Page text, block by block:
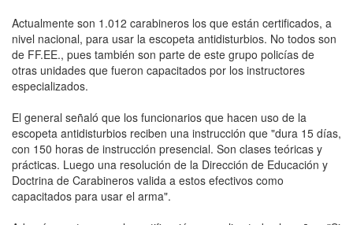
Actualmente son 1.012 carabineros los que están certificados, a
nivel nacional, para usar la escopeta antidisturbios. No todos son
de FF.EE., pues también son parte de este grupo policías de
otras unidades que fueron capacitados por los instructores
especializados.
El general señaló que los funcionarios que hacen uso de la
escopeta antidisturbios reciben una instrucción que "dura 15 días,
con 150 horas de instrucción presencial. Son clases teóricas y
prácticas. Luego una resolución de la Dirección de Educación y
Doctrina de Carabineros valida a estos efectivos como
capacitados para usar el arma".